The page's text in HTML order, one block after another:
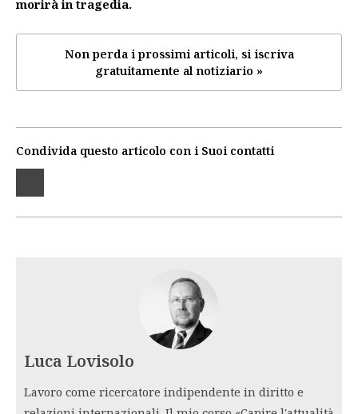
morirà in tragedia.
Non perda i prossimi articoli, si iscriva
gratuitamente al notiziario »
Condivida questo articolo con i Suoi contatti
Luca Lovisolo
Lavoro come ricercatore indipendente in diritto e